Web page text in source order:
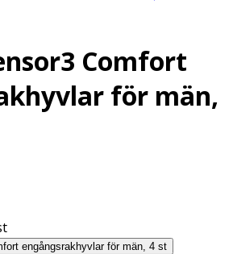
Comfort
för män,
engångsrakhyvlar för män, 4 st